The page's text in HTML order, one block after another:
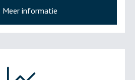
Meer informatie